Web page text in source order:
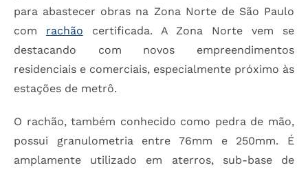
para abastecer obras na Zona Norte de São Paulo
com rachão certificada. A Zona Norte vem se
destacando com novos empreendimentos
residenciais e comerciais, especialmente próximo às
estações de metrô.
O rachão, também conhecido como pedra de mão,
possui granulometria entre 76mm e 250mm. É
amplamente utilizado em aterros, sub-base de